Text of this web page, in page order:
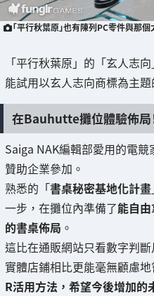
「平行秋葉原」也有陳列PC零件與那個
「平行秋葉原」的「玄人志
能試用以玄人志向商標為主
在Bauhutte攤位體驗佈局
Saiga NAK編輯部愛用的電競
贊助企業參加。
熟悉的「書桌秘密基地化計畫
一步，在攤位內準備了能自
的書桌佈局 。
這比在通販網站只看數字判
實體店鋪相比更能毫無顧慮
R活用方法，希望今後增加的